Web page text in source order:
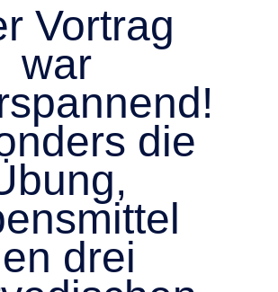
Vortrag
war
die
drei